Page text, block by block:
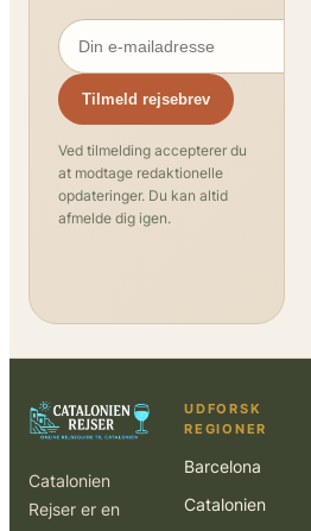
Tilmeld rejsebrev
Ved tilmelding accepterer du
at modtage redaktionelle
opdateringer. Du kan altid
afmelde dig igen.
Catalonien
Rejser er en
UDFORSK
REGIONER
Barcelona
Catalonien